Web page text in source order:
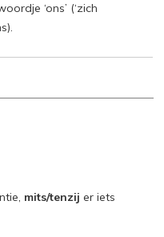
‘ons’ (‘zich
mits/tenzij er iets